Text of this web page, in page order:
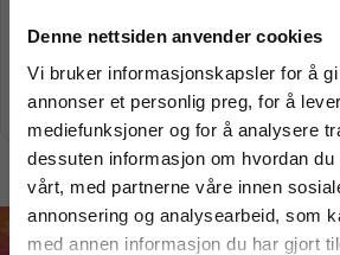
Denne nettsiden anvender cookies
Vi bruker informasjonskapsler for å
annonser et personlig preg, for å
mediefunksjoner og for å analysere
dessuten informasjon om hvordan
vårt, med partnerne våre innen
annonsering og analysearbeid, som
med annen informasjon du har gjort
1000 Brikker
kr 490,00
Legg i handlekurv
Vil du
10%
Meld deg på vårt
gode tilbud og
oss¢!